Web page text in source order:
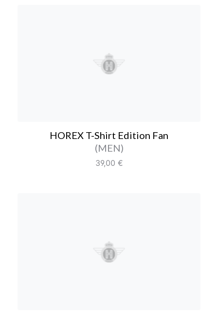
HOREX T-Shirt Edition
HOREX T-Shirt Edition Fan
(MEN)Farbe/Editionen
Regulärer Preis:
39,00 €
HOREX T-Shirt Edition